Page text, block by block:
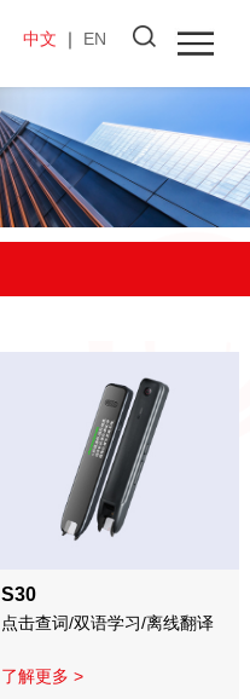
中文 ｜ EN
S30
点击查词/双语学习/离线翻译
了解更多 >